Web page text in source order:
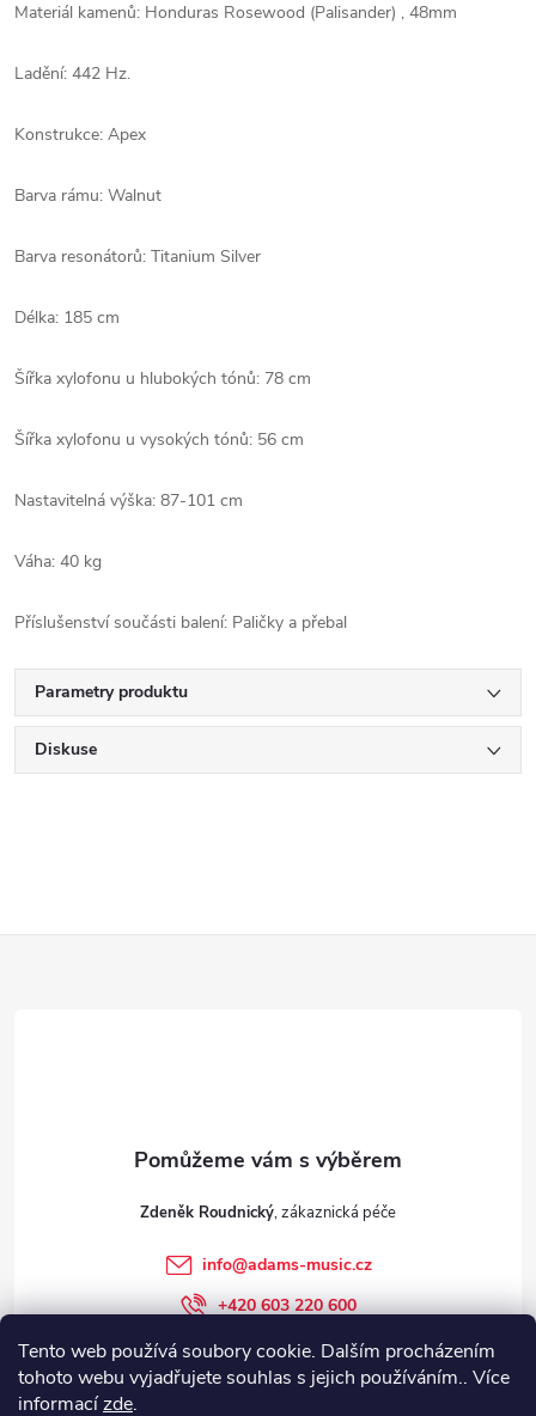
Tento web používá soubory cookie. Dalším procházením
tohoto webu vyjadřujete souhlas s jejich používáním.. Více
informacízde.
Materiál kamenů: Honduras Rosewood (Palisander) , 48mm
Ladění: 442 Hz.
Konstrukce: Apex
Barva rámu: Walnut
Barva resonátorů: Titanium Silver
Délka: 185 cm
Šířka xylofonu u hlubokých tónů: 78 cm
Šířka xylofonu u vysokých tónů: 56 cm
Nastavitelná výška: 87-101 cm
Váha: 40 kg
Příslušenství součásti balení: Paličky a přebal
Parametry produktu
Diskuse
Zdeněk Roudnický
info@adams-music.cz
+420 603 220 600
+420 603 220 600
adams-music.cz